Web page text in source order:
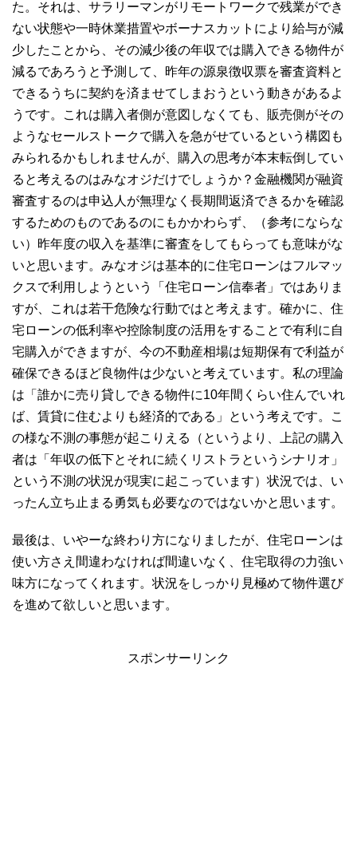
た。それは、サラリーマンがリモートワークで残業ができ
ない状態や一時休業措置やボーナスカットにより給与が減
少したことから、その減少後の年収では購入できる物件が
減るであろうと予測して、昨年の源泉徴収票を審査資料と
できるうちに契約を済ませてしまおうという動きがあるよ
うです。これは購入者側が意図しなくても、販売側がその
ようなセールストークで購入を急がせているという構図も
みられるかもしれませんが、購入の思考が本末転倒してい
ると考えるのはみなオジだけでしょうか？金融機関が融資
審査するのは申込人が無理なく長期間返済できるかを確認
するためのものであるのにもかかわらず、（参考にならな
い）昨年度の収入を基準に審査をしてもらっても意味がな
いと思います。みなオジは基本的に住宅ローンはフルマッ
クスで利用しようという「住宅ローン信奉者」ではありま
すが、これは若干危険な行動ではと考えます。確かに、住
宅ローンの低利率や控除制度の活用をすることで有利に自
宅購入ができますが、今の不動産相場は短期保有で利益が
確保できるほど良物件は少ないと考えています。私の理論
は「誰かに売り貸しできる物件に10年間くらい住んでいれ
ば、賃貸に住むよりも経済的である」という考えです。こ
の様な不測の事態が起こりえる（というより、上記の購入
者は「年収の低下とそれに続くリストラというシナリオ」
という不測の状況が現実に起こっています）状況では、い
ったん立ち止まる勇気も必要なのではないかと思います。
最後は、いやーな終わり方になりましたが、住宅ローンは
使い方さえ間違わなければ間違いなく、住宅取得の力強い
味方になってくれます。状況をしっかり見極めて物件選び
を進めて欲しいと思います。
スポンサーリンク